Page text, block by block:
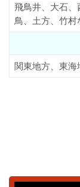
飛鳥井、大石
鳥、土方、竹村
関東地方、東海